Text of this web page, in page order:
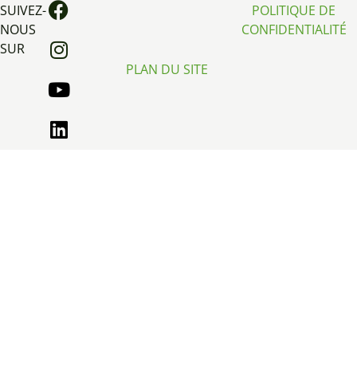
SUIVEZ-
NOUS
SUR
PLAN DU SITE
POLITIQUE DE
CONFIDENTIALITÉ